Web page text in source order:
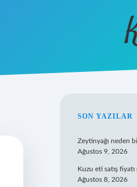
SON YAZILAR
Zeytinyağı neden
Ağustos 9, 2026
Kuzu eti satış fiyatı
Ağustos 8, 2026